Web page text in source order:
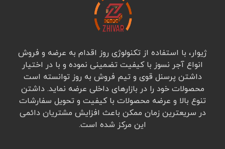
ژیوار، با استفاده از تکنولوژی روز اقدام به عرضه و فروش
انواع آجر نسوز با کیفیت تضمینی نموده و با در اختیار
داشتن پرسنل قوی و تیم فروش به روز توانسته است
محصولات خود را در بازارهای داخلی عرضه نماید. داشتن
تنوع بالا و عرضه محصولات با کیفیت و تحویل سفارشات
در سریعترین زمان ممکن باعث افزایش مشتریان دائمی
این مرکز شده است.